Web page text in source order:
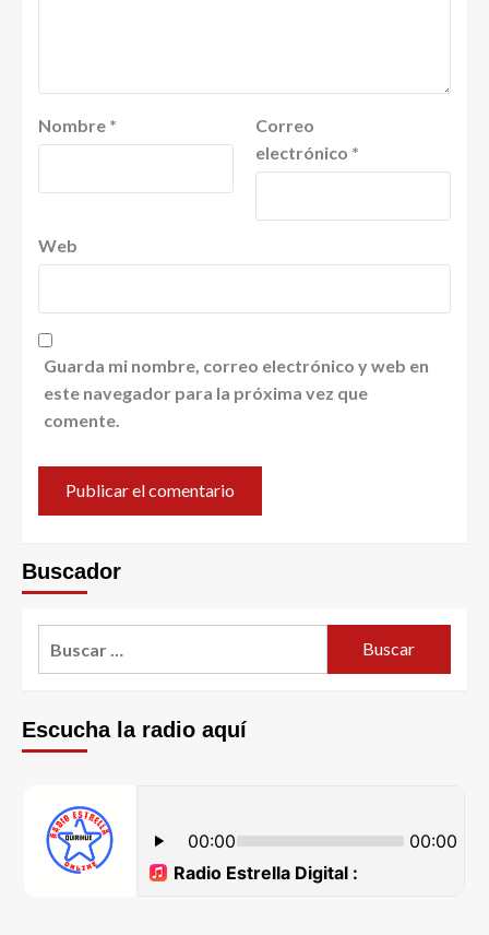
Nombre *
Correo
electrónico *
Web
Guarda mi nombre, correo electrónico y web en
este navegador para la próxima vez que
comente.
Buscador
Escucha la radio aquí